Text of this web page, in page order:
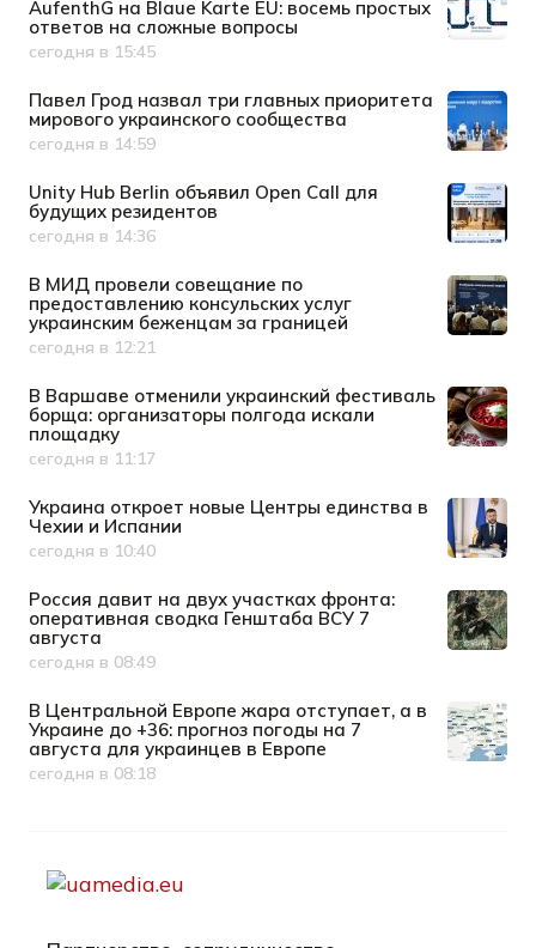
AufenthG на Blaue Karte EU: восемь простых
ответов на сложные вопросы
Дата публикации
сегодня в 15:45
Павел Грод назвал три главных приоритета
мирового украинского сообщества
Дата публикации
сегодня в 14:59
Unity Hub Berlin объявил Open Call для
будущих резидентов
Дата публикации
сегодня в 14:36
В МИД провели совещание по
предоставлению консульских услуг
украинским беженцам за границей
Дата публикации
сегодня в 12:21
В Варшаве отменили украинский фестиваль
борща: организаторы полгода искали
площадку
Дата публикации
сегодня в 11:17
Украина откроет новые Центры единства в
Чехии и Испании
Дата публикации
сегодня в 10:40
Россия давит на двух участках фронта:
оперативная сводка Генштаба ВСУ 7
августа
Дата публикации
сегодня в 08:49
В Центральной Европе жара отступает, а в
Украине до +36: прогноз погоды на 7
августа для украинцев в Европе
Дата публикации
сегодня в 08:18